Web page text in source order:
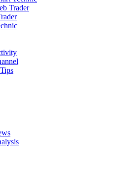
Trader